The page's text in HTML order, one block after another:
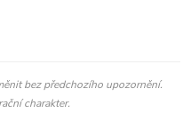
bez předchozího upozornění.
charakter.